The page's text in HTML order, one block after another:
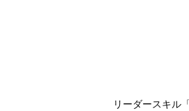
リーダースキル